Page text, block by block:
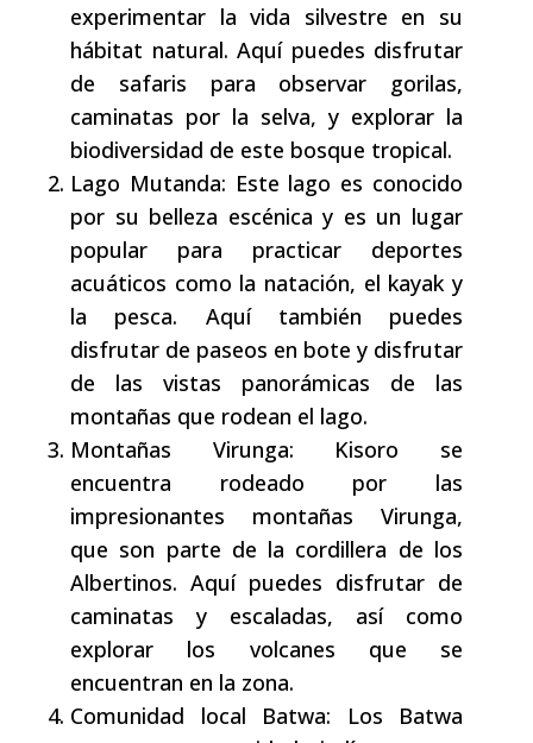
experimentar la vida silvestre en su
hábitat natural. Aquí puedes disfrutar
de safaris para observar gorilas,
caminatas por la selva, y explorar la
biodiversidad de este bosque tropical.
Lago Mutanda: Este lago es conocido
por su belleza escénica y es un lugar
popular para practicar deportes
acuáticos como la natación, el kayak y
la pesca. Aquí también puedes
disfrutar de paseos en bote y disfrutar
de las vistas panorámicas de las
montañas que rodean el lago.
Montañas Virunga: Kisoro se
encuentra rodeado por las
impresionantes montañas Virunga,
que son parte de la cordillera de los
Albertinos. Aquí puedes disfrutar de
caminatas y escaladas, así como
explorar los volcanes que se
encuentran en la zona.
Comunidad local Batwa: Los Batwa